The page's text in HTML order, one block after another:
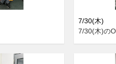
7/30(木)
7/30(木)の